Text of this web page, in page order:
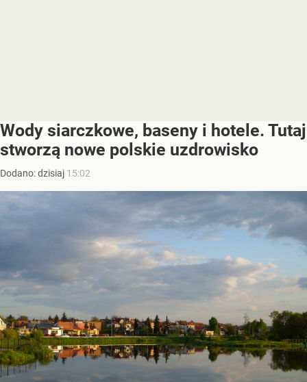
Wody siarczkowe, baseny i hotele. Tutaj
stworzą nowe polskie uzdrowisko
Dodano:dzisiaj 15:02